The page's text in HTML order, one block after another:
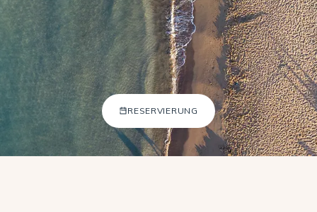
TRENRU
+902422540805
[email protected]
RESERVIERUNG